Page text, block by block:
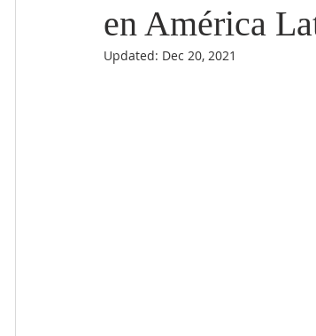
en América
Updated: Dec 20, 2021